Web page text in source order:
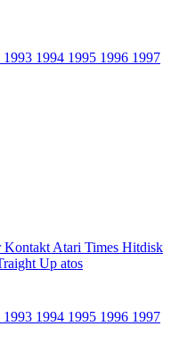
1993 1994 1995 1996 1997
Kontakt Atari Times Hitdisk
Up atos
1993 1994 1995 1996 1997